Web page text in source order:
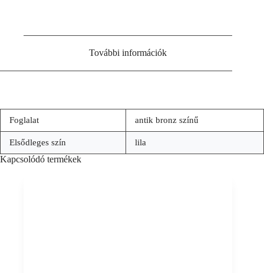
További információk
Foglalat antik bronz színű
Elsődleges szín lila
Kapcsolódó termékek